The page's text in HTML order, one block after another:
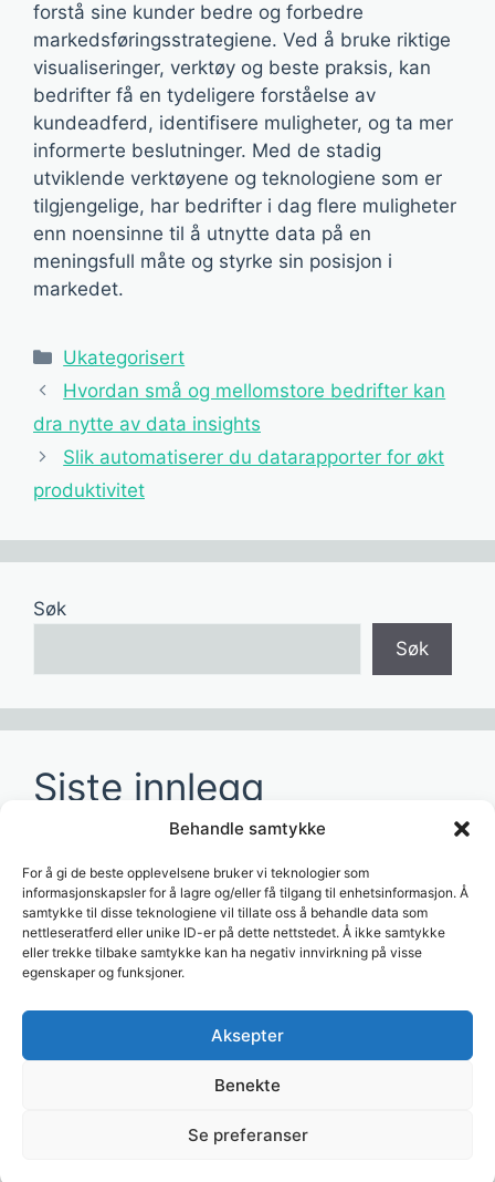
Behandle samtykke
For å gi de beste opplevelsene bruker vi teknologier som
informasjonskapsler for å lagre og/eller få tilgang til enhetsinformasjon. Å
samtykke til disse teknologiene vil tillate oss å behandle data som
nettleseratferd eller unike ID-er på dette nettstedet. Å ikke samtykke
eller trekke tilbake samtykke kan ha negativ innvirkning på visse
egenskaper og funksjoner.
Aksepter
Benekte
Se preferanser
forstå sine kunder bedre og forbedre
markedsføringsstrategiene. Ved å bruke riktige
visualiseringer, verktøy og beste praksis, kan
bedrifter få en tydeligere forståelse av
kundeadferd, identifisere muligheter, og ta mer
informerte beslutninger. Med de stadig
utviklende verktøyene og teknologiene som er
tilgjengelige, har bedrifter i dag flere muligheter
enn noensinne til å utnytte data på en
meningsfull måte og styrke sin posisjon i
markedet.
Kategorier
Ukategorisert
Hvordan små og mellomstore bedrifter kan
dra nytte av data insights
Slik automatiserer du datarapporter for økt
produktivitet
Søk
Søk
Siste innlegg
rapporter?
Hvordan lage dashboards for ledelsen?
Hvordan bruke AI til å analysere
forretningsdata?
Hvordan koble Visma til dashboards?
Hvordan automatisere rapportering i Excel?